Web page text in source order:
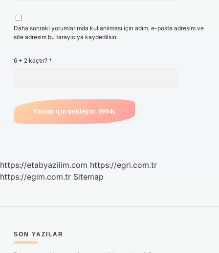
Daha sonraki yorumlarımda kullanılması için adım, e-posta adresim ve
site adresim bu tarayıcıya kaydedilsin.
6 + 2 kaçtır? *
https://etabyazilim.com https://egri.com.tr
https://egim.com.tr Sitemap
SIDEBAR
SON YAZILAR